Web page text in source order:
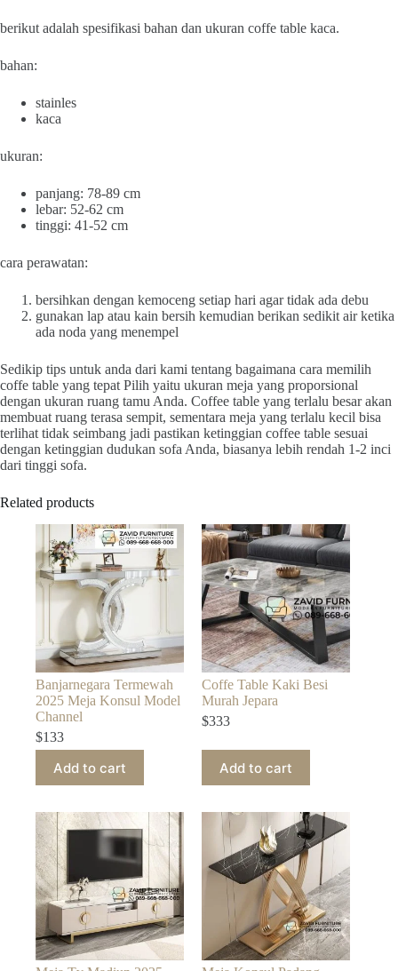
berikut adalah spesifikasi bahan dan ukuran coffe table kaca.
bahan:
stainles
kaca
ukuran:
panjang: 78-89 cm
lebar: 52-62 cm
tinggi: 41-52 cm
cara perawatan:
bersihkan dengan kemoceng setiap hari agar tidak ada debu
gunakan lap atau kain bersih kemudian berikan sedikit air ketika
ada noda yang menempel
Sedikip tips untuk anda dari kami tentang bagaimana cara memilih
coffe table yang tepat Pilih yaitu ukuran meja yang proporsional
dengan ukuran ruang tamu Anda. Coffee table yang terlalu besar akan
membuat ruang terasa sempit, sementara meja yang terlalu kecil bisa
terlihat tidak seimbang jadi pastikan ketinggian coffee table sesuai
dengan ketinggian dudukan sofa Anda, biasanya lebih rendah 1-2 inci
dari tinggi sofa.
Related products
Banjarnegara Termewah
2025 Meja Konsul Model
Channel
$133
Add to cart
Coffe Table Kaki Besi
Murah Jepara
$333
Add to cart